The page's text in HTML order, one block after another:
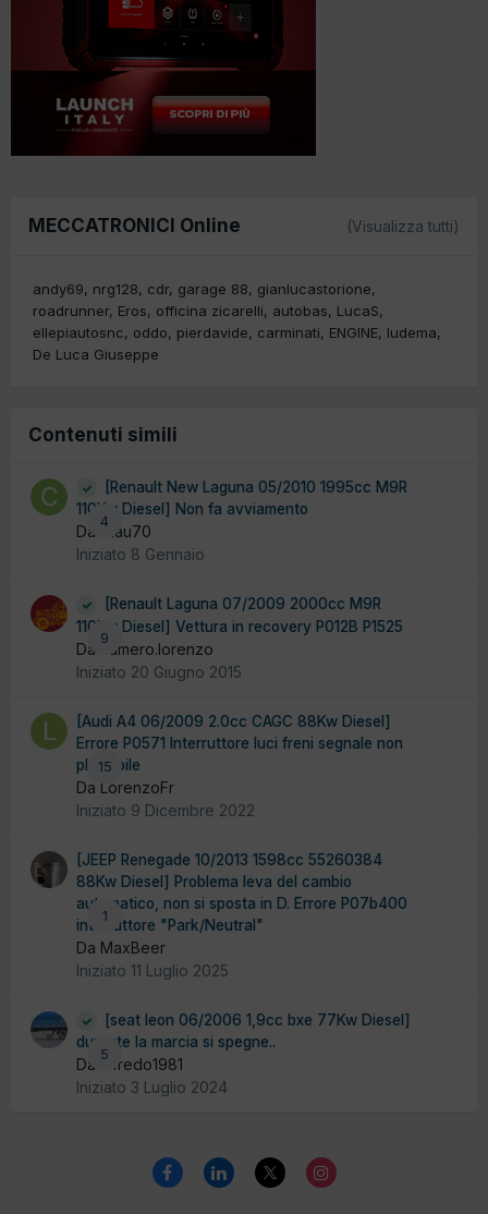
MECCATRONICI Online (Visualizza tutti)
andy69 nrg128 cdr garage 88
gianlucastorione
roadrunner Eros officina zicarelli autobas
LucaS
ellepiautosnc
oddo pierdavide carminati ENGINE ludema
De Luca Giuseppe
Contenuti simili
4
[Renault New Laguna 05/2010 1995cc M9R
110Kw Diesel] Non fa avviamento
Da Clau70
Iniziato 8 Gennaio
9
[Renault Laguna 07/2009 2000cc M9R
110Kw Diesel] Vettura in recovery P012B P1525
Da cumero.lorenzo
Iniziato 20 Giugno 2015
15
[Audi A4 06/2009 2.0cc CAGC 88Kw Diesel]
Errore P0571 Interruttore luci freni segnale non
plausibile
Da LorenzoFr
Iniziato 9 Dicembre 2022
1
[JEEP Renegade 10/2013 1598cc 55260384
88Kw Diesel] Problema leva del cambio
automatico, non si sposta in D. Errore P07b400
interruttore "Park/Neutral"
Da MaxBeer
Iniziato 11 Luglio 2025
5
[seat leon 06/2006 1,9cc bxe 77Kw Diesel]
durante la marcia si spegne..
Da alfredo1981
Iniziato 3 Luglio 2024